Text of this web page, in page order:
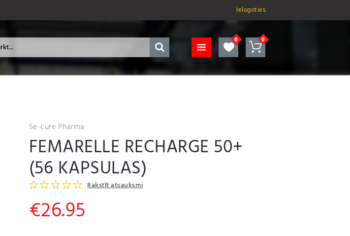
Ielogoties
Se-cure Pharma
FEMARELLE RECHARGE 50+
(56 KAPSULAS)
Rakstīt atsauksmi
€26.95